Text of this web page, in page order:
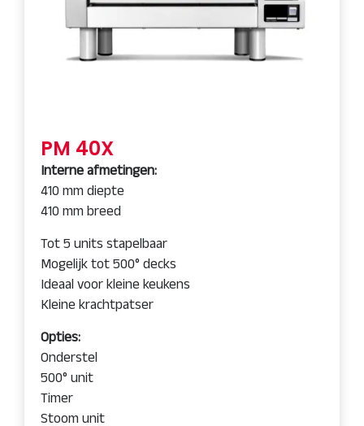
PM 40X
Interne afmetingen:
410 mm diepte
410 mm breed
Tot 5 units stapelbaar
Mogelijk tot 500° decks
Ideaal voor kleine keukens
Kleine krachtpatser
Opties:
Onderstel
500° unit
Timer
Stoom unit